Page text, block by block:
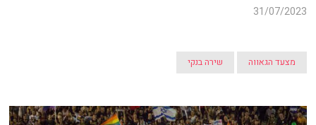
31/07/2023
מצעד הגאווה שירה בנקי